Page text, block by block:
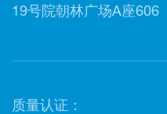
19号院朝林广场A座606
质量认证：